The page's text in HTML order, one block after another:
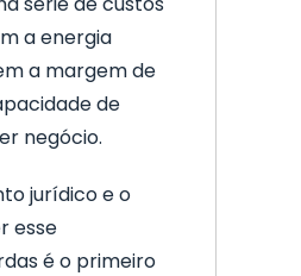
a energia
a margem de
de
negócio.
jurídico e o
esse
é o primeiro